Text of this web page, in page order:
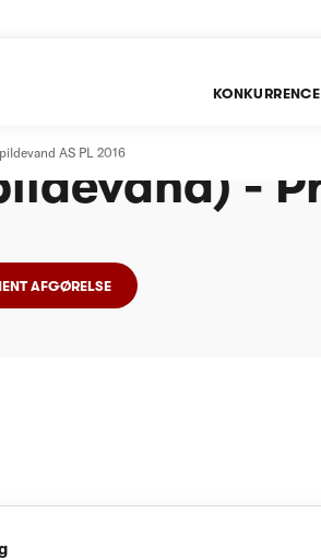
KONKURRENCE
AS PL 2016
-
AFGØRELSE